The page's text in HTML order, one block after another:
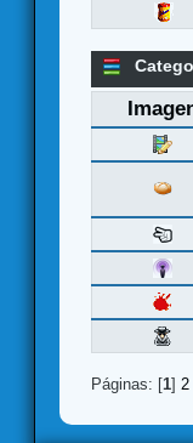
Páginas: [1] 2